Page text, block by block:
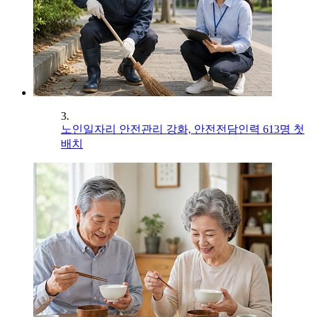
3.
노인일자리 안전관리 강화, 안전전담인력 613명 첫
배치